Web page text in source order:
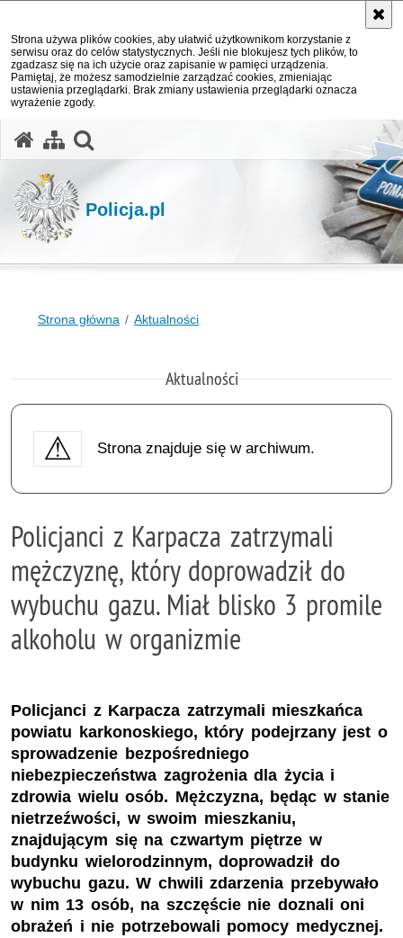
Strona używa plików cookies, aby ułatwić użytkownikom korzystanie z
serwisu oraz do celów statystycznych. Jeśli nie blokujesz tych plików, to
zgadzasz się na ich użycie oraz zapisanie w pamięci urządzenia.
Pamiętaj, że możesz samodzielnie zarządzać cookies, zmieniając
ustawienia przeglądarki. Brak zmiany ustawienia przeglądarki oznacza
wyrażenie zgody.
Policja.pl
Strona główna Aktualności
Aktualności
Strona znajduje się w archiwum.
Policjanci z Karpacza zatrzymali
mężczyznę, który doprowadził do
wybuchu gazu. Miał blisko 3 promile
alkoholu w organizmie
Policjanci z Karpacza zatrzymali mieszkańca
powiatu karkonoskiego, który podejrzany jest o
sprowadzenie bezpośredniego
niebezpieczeństwa zagrożenia dla życia i
zdrowia wielu osób. Mężczyzna, będąc w stanie
nietrzeźwości, w swoim mieszkaniu,
znajdującym się na czwartym piętrze w
budynku wielorodzinnym, doprowadził do
wybuchu gazu. W chwili zdarzenia przebywało
w nim 13 osób, na szczęście nie doznali oni
obrażeń i nie potrzebowali pomocy medycznej.